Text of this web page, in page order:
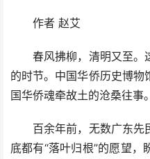
作者 赵艾
春风拂柳，清明又至。
的时节。中国华侨历史博
国华侨魂牵故土的沧桑往事。
百余年前，无数广东先
底都有“落叶归根”的愿望